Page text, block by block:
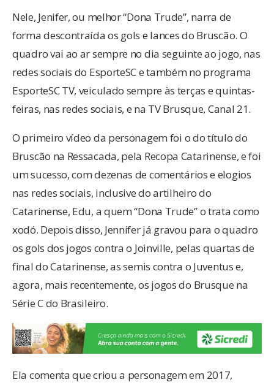
Nele, Jenifer, ou melhor “Dona Trude”, narra de
forma descontraída os gols e lances do Bruscão. O
quadro vai ao ar sempre no dia seguinte ao jogo, nas
redes sociais do EsporteSC e também no programa
EsporteSC TV, veiculado sempre às terças e quintas-
feiras, nas redes sociais, e na TV Brusque, Canal 21.
O primeiro vídeo da personagem foi o do título do
Bruscão na Ressacada, pela Recopa Catarinense, e foi
um sucesso, com dezenas de comentários e elogios
nas redes sociais, inclusive do artilheiro do
Catarinense, Edu, a quem “Dona Trude” o trata como
xodó. Depois disso, Jennifer já gravou para o quadro
os gols dos jogos contra o Joinville, pelas quartas de
final do Catarinense, as semis contra o Juventus e,
agora, mais recentemente, os jogos do Brusque na
Série C do Brasileiro.
Ela comenta que criou a personagem em 2017,